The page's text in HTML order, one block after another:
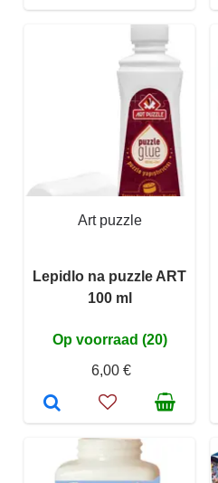
Art puzzle
Lepidlo na puzzle ART
100 ml
Op voorraad (20)
6,00 €